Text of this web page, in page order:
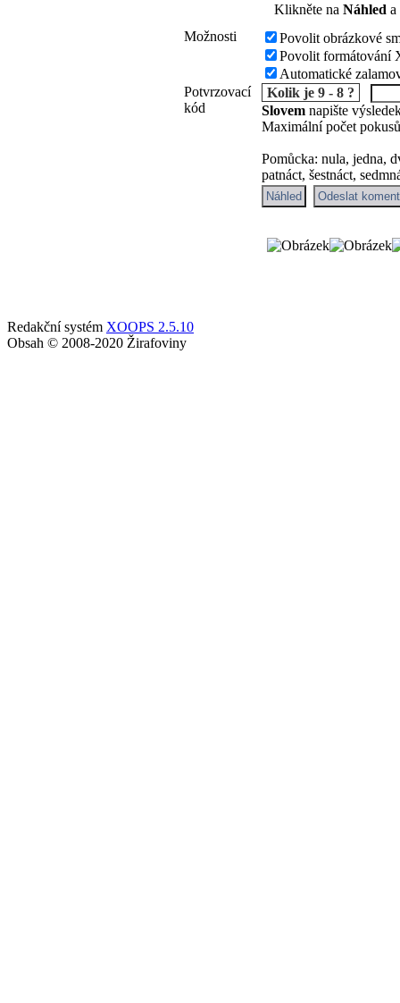
Klikněte na Náhled a
Možnosti
Povolit obrázkové
Povolit formátování
Automatické
Potvrzovací
kód
Kolik je 9 - 8 ?
Slovem napište
Maximální počet
Pomůcka: nula, jedna,
patnáct, šestnáct,
Redakční systém XOOPS 2.5.10
Obsah © 2008-2020 Žirafoviny